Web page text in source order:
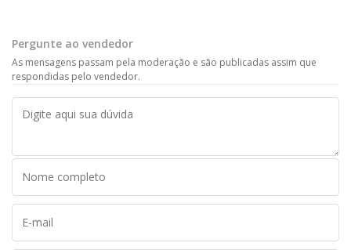
Pergunte ao vendedor
As mensagens passam pela moderação e são publicadas assim que
respondidas pelo vendedor.